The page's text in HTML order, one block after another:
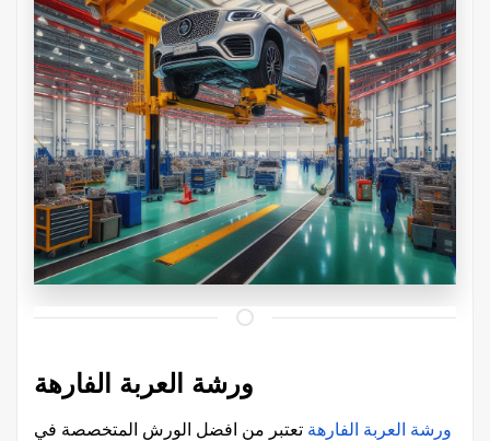
ورشة العربة الفارهة
ورشة العربة الفارهة تعتبر من افضل الورش المتخصصة في